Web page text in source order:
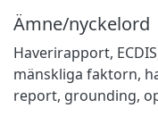
Ämne/nyckelord
Haverirapport, ECDIS
mänskliga faktorn,
report, grounding,